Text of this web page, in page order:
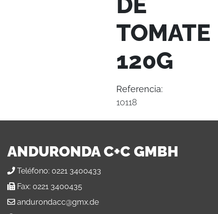
TOMATE
120G
Referencia:
10118
ANDURONDA C+C GMBH
Teléfono: 0221 3400433
Fax: 0221 3400435
andurondacc@gmx.de